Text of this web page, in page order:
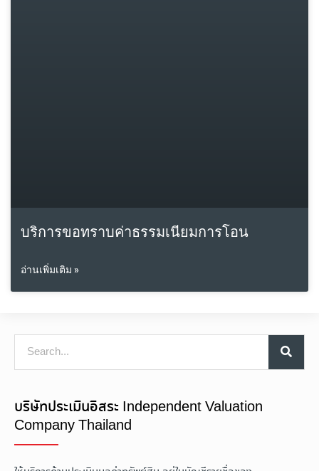
บริการขอทราบค่าธรรมเนียมการโอน
อ่านเพิ่มเติม »
บริษัทประเมินอิสระ Independent Valuation
Company Thailand